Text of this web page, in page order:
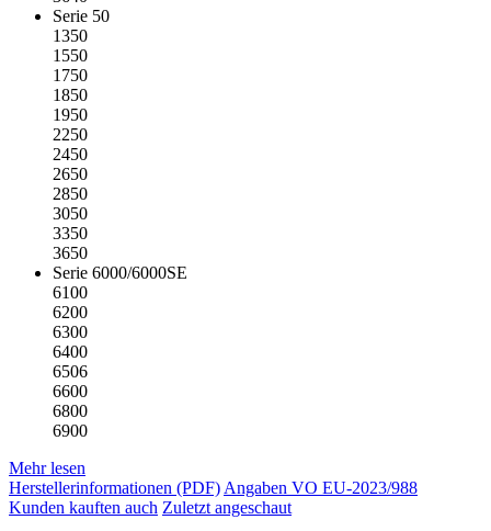
Serie 50
1350
1550
1750
1850
1950
2250
2450
2650
2850
3050
3350
3650
Serie 6000/6000SE
6100
6200
6300
6400
6506
6600
6800
6900
Mehr lesen
Herstellerinformationen (PDF)Angaben VO EU-2023/988
Kunden kauften auch Zuletzt angeschaut